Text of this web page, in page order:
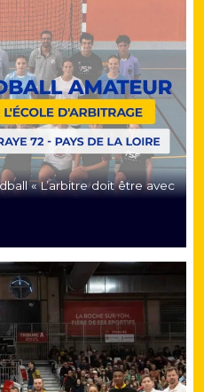
« L’arbitre doit être avec